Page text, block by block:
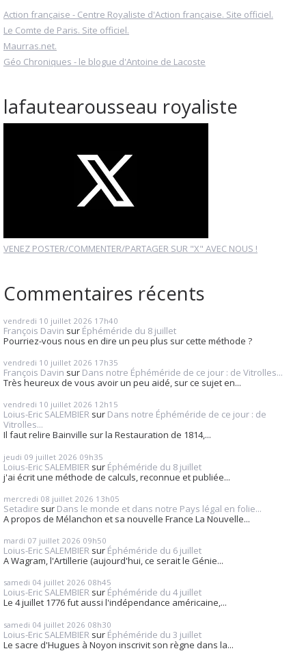
Action française - Centre Royaliste d'Action française. Site officiel.
Le Comte de Paris. Site officiel.
Maurras.net.
Géo Chroniques - le blogue d'Antoine de Lacoste
lafautearousseau royaliste
VENEZ POSTER/COMMENTER/PARTAGER SUR "X" AVEC NOUS !
Commentaires récents
vendredi 10 juillet 2026 17h40
François Davin sur Éphéméride du 8 juillet
Pourriez-vous nous en dire un peu plus sur cette méthode ?
vendredi 10 juillet 2026 17h35
François Davin sur Dans notre Éphéméride de ce jour : de Vitrolles...
Très heureux de vous avoir un peu aidé, sur ce sujet en...
vendredi 10 juillet 2026 12h15
Loius-Eric SALEMBIER sur Dans notre Éphéméride de ce jour : de
Vitrolles...
Il faut relire Bainville sur la Restauration de 1814,...
jeudi 09 juillet 2026 09h35
Loius-Eric SALEMBIER sur Éphéméride du 8 juillet
j'ai écrit une méthode de calculs, reconnue et publiée...
mercredi 08 juillet 2026 13h05
Setadire sur Dans le monde et dans notre Pays légal en folie...
A propos de Mélanchon et sa nouvelle France La Nouvelle...
mardi 07 juillet 2026 09h50
Loius-Eric SALEMBIER sur Éphéméride du 6 juillet
A Wagram, l'Artillerie (aujourd'hui, ce serait le Génie...
samedi 04 juillet 2026 08h45
Loius-Eric SALEMBIER sur Éphéméride du 4 juillet
Le 4 juillet 1776 fut aussi l'indépendance américaine,...
samedi 04 juillet 2026 08h30
Loius-Eric SALEMBIER sur Éphéméride du 3 juillet
Le sacre d'Hugues à Noyon inscrivit son règne dans la...